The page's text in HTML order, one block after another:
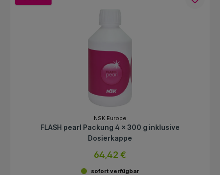
NSK Europe
FLASH pearl Packung 4 x 300 g inklusive
Dosierkappe
64,42 €
sofort verfügbar